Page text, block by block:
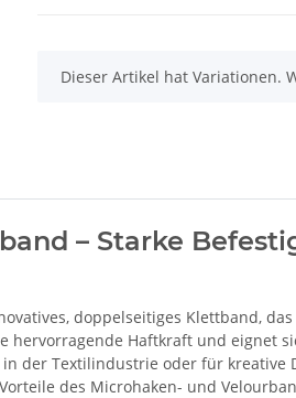
x
Dieser Artikel hat Variationen.
– Starke
doppelseitiges Klettband,
Haftkraft und eignet
Textilindustrie oder für kreative
des Microhaken- und